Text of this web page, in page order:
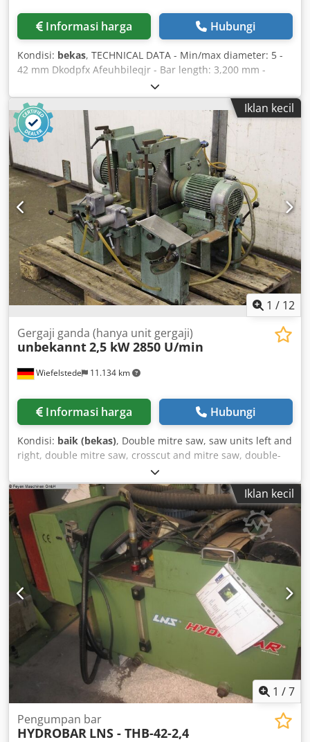
Informasi harga Hubungi
Kondisi: bekas, TECHNICAL DATA - Min/max diameter: 5 -
42 mm Dkodpfx Afeuhbileqjr - Bar length: 3,200 mm -
Piston diameter: 14 mm - Channel diameter: 15 mm -
Power supply: 3x400 V, 50 Hz
Iklan kecil
1 / 12
Wiefelstede 11.134 km
Gergaji ganda (hanya unit gergaji)
unbekannt2,5 kW 2850 U/min
Informasi harga Hubungi
Kondisi: baik (bekas), Double mitre saw, saw units left and
right, double mitre saw, crosscut and mitre saw, double-
end profiler Dkedegylq Ispfx Afqer - Double mitre saw: saw
units left and right - Saw unit: swivels 45° - Motor:
Bauknecht 2.5 kW / 2850 rpm - Saw blade: Ø 420 x 30 mm -
Price/scope of delivery: complete - Dimensions (overall):
1200/800/H690 mm - Weight (total): 234 kg
Iklan kecil
1 /7
Pengumpan bar
HYDROBAR LNS - THB-42-2,4